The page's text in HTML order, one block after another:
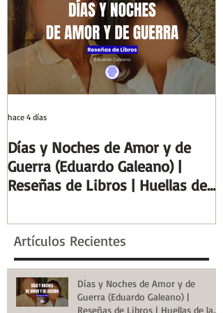
Historia
Días y Noches de Amor y de
Guerra (Eduardo Galeano) |
Reseñas de Libros | Huellas de
hace 4 días
Artículos Recientes
Días y Noches de Amor y de
Guerra (Eduardo Galeano) |
Reseñas de Libros | Huellas de la